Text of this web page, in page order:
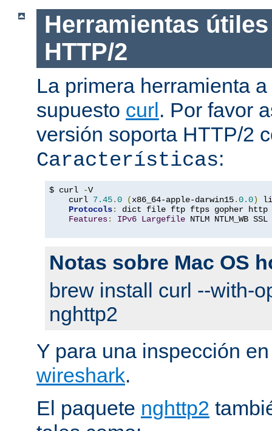
Herramientas
HTTP/2
La primera herramienta
supuesto curl. Por favor
versión soporta HTTP/2
Características:
$ curl -V
    curl
7.45.0 (x86_64-apple-darwin15.0.0)
Protocols:
dict file ftp ftps gopher http
Features: IPv6 Largefile NTLM NTLM_WB
Notas sobre Mac OS
brew install curl --with-
nghttp2
Y para una inspección
wireshark.
El paquete nghttp2